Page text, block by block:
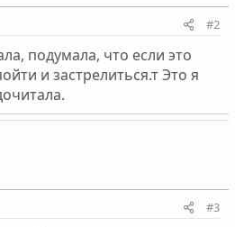
#2
подумала, что если это
и застрелиться.т Это я
#3